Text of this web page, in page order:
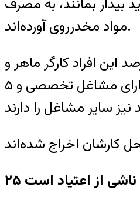
بیدار بمانند، به مصرف
مواد مخدر‌‌روی آورده‌اند.
مواد مخدر طی بررسی‌ای که روی افراد شاغل معتاد انجام داده، به این آمار رسیده است: بیش از ۱۸ درصد این افراد کارگر ماهر و
نزدیک به ۱۶ درصد کارگر ساده‌اند. حدود ۸ درصدشان راننده شهری و همین تعداد مغازه‌دار هستند. نزدیک ۶ درصد دارای مشاغل تخصصی و ۵
ناشی از اعتیاد است